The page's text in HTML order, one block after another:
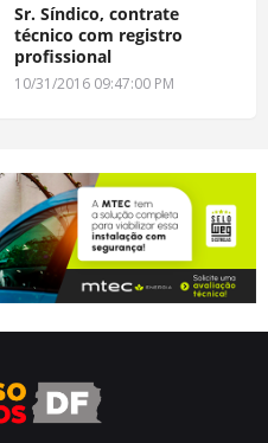
Sr. Síndico, contrate
técnico com registro
profissional
10/31/2016 09:47:00 PM